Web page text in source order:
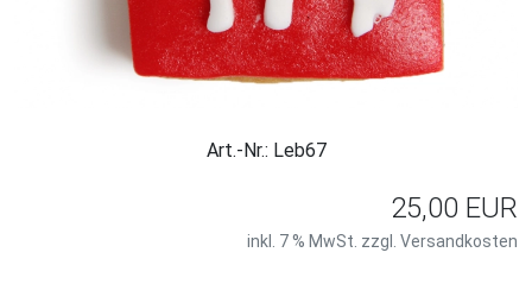
Art.-Nr.: Leb67
25,00 EUR
inkl. 7 % MwSt. zzgl. Versandkosten